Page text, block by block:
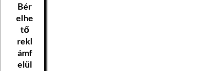
Bér
elhe
tő
rekl
ámf
elül